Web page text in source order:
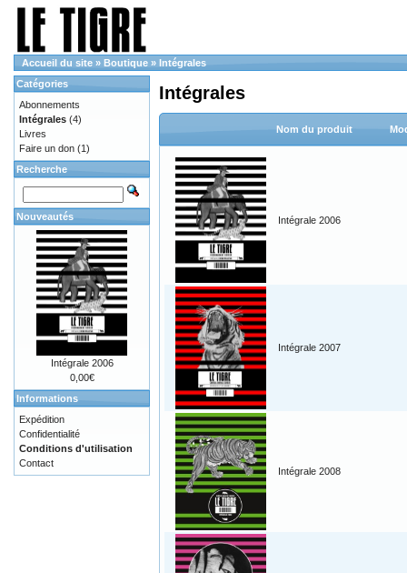
Accueil du site » Boutique » Intégrales
Intégrales
Nom du produit
Intégrale 2006
Intégrale 2007
Intégrale 2008
Catégories
Abonnements
Intégrales (4)
Livres
Faire un don (1)
Recherche
Nouveautés
Intégrale 2006
0,00€
Informations
Expédition
Confidentialité
Conditions d'utilisation
Contact